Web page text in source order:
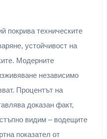
покрива техническите
устойчивост на
Модерните
независимо
Процентът на
доказан факт,
видим – водещите
показател от